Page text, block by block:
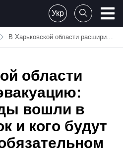
Укр
В Харьковской области расширили эвакуацию: какие громады вошли в новый список и кого будут вывозить в обязательном порядке
области
вошли в
и кого будут